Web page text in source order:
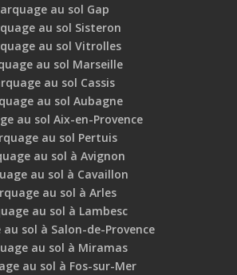
au sol Gap
au sol Sisteron
au sol Vitrolles
au sol Marseille
au sol Cassis
au sol Aubagne
au sol Aix-en-Provence
au sol Pertuis
au sol à Avignon
au sol à Cavaillon
au sol à Arles
au sol à Lambesc
sol à Salon-de-Provence
au sol à Miramas
au sol à Fos-sur-Mer